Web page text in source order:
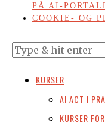
PÅ AI-
COOKIE- OG
KURSER
AI ACT I
KURSER